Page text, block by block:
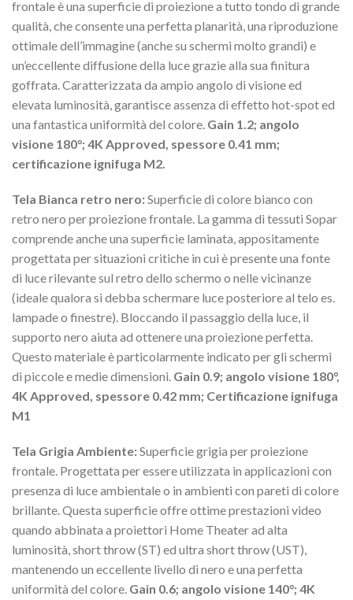
frontale è una superficie di proiezione a tutto tondo di grande
qualità, che consente una perfetta planarità, una riproduzione
ottimale dell’immagine (anche su schermi molto grandi) e
un’eccellente diffusione della luce grazie alla sua finitura
goffrata. Caratterizzata da ampio angolo di visione ed
elevata luminosità, garantisce assenza di effetto hot-spot ed
una fantastica uniformità del colore. Gain 1.2; angolo
visione 180°; 4K Approved, spessore 0.41 mm;
certificazione ignifuga M2.
Tela Bianca retro nero:Superficie di colore bianco con
retro nero per proiezione frontale. La gamma di tessuti Sopar
comprende anche una superficie laminata, appositamente
progettata per situazioni critiche in cui è presente una fonte
di luce rilevante sul retro dello schermo o nelle vicinanze
(ideale qualora si debba schermare luce posteriore al telo es.
lampade o finestre). Bloccando il passaggio della luce, il
supporto nero aiuta ad ottenere una proiezione perfetta.
Questo materiale è particolarmente indicato per gli schermi
di piccole e medie dimensioni. Gain 0.9; angolo visione 180°,
4K Approved, spessore 0.42 mm; Certificazione ignifuga
M1
Tela Grigia Ambiente:Superficie grigia per proiezione
frontale. Progettata per essere utilizzata in applicazioni con
presenza di luce ambientale o in ambienti con pareti di colore
brillante. Questa superficie offre ottime prestazioni video
quando abbinata a proiettori Home Theater ad alta
luminosità, short throw (ST) ed ultra short throw (UST),
mantenendo un eccellente livello di nero e una perfetta
uniformità del colore. Gain 0.6; angolo visione 140°; 4K